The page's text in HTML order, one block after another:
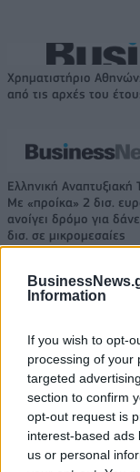
Information
If you wish to opt-
processing of your
targeted
section to confirm
opt-out request is
interest-based ads
us or personal
Χρηματιστήριο
από τις αρχές του
Ελληνική Αναπτυξιακή
Με «προίκα» 2 δισ.
ανοίγει δρόμο για
δισ. σε μικρομεσαίες
Η Chery επενδύει 75
Το FIAT 500 Hybrid
18.990 ευρώ